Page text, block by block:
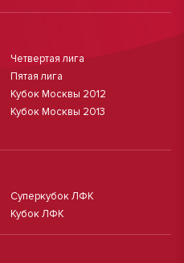
Четвертая лига
Пятая лига
Кубок Москвы 2012
Кубок Москвы 2013
Суперкубок ЛФК
Кубок ЛФК